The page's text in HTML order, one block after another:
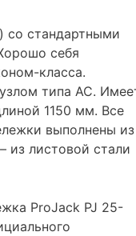
со стандартными
себя
класса.
типа AC.
1150 мм. Все
выполнены из
из листовой стали
ProJack PJ 25-